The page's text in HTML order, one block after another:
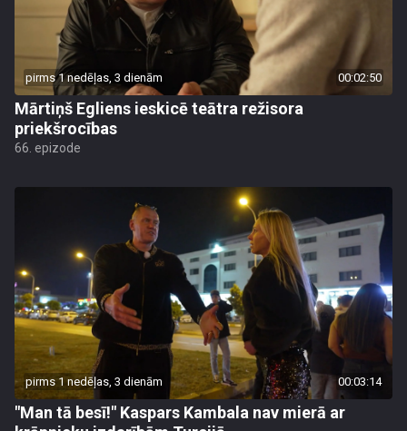
pirms 1 nedēļas, 3 dienām 00:02:50
Mārtiņš Egliens ieskicē teātra režisora
priekšrocības
66. epizode
pirms 1 nedēļas, 3 dienām 00:03:14
"Man tā besī!" Kaspars Kambala nav mierā ar